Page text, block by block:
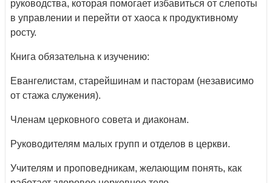
руководства, которая помогает избавиться от слепоты
в управлении и перейти от хаоса к продуктивному
росту.
Книга обязательна к изучению:
Евангелистам, старейшинам и пасторам (независимо
от стажа служения).
Членам церковного совета и диаконам.
Руководителям малых групп и отделов в церкви.
Учителям и проповедникам, желающим понять, как